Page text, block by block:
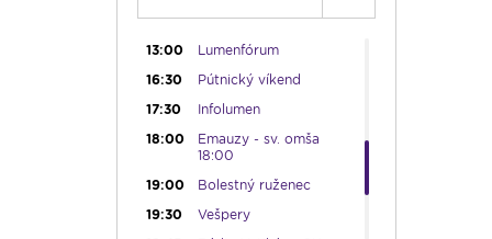
12:30
Biblia za rok
13:00
Lumenfórum
16:30
Pútnický víkend
17:30
Infolumen
18:00
Emauzy - sv. omša
18:00
19:00
Bolestný ruženec
19:30
Vešpery